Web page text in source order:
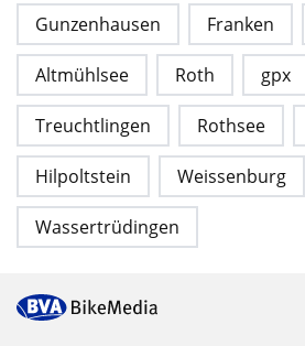
Gunzenhausen Franken
Altmühlsee Roth gpx
Treuchtlingen Rothsee
Hilpoltstein Weissenburg
Wassertrüdingen